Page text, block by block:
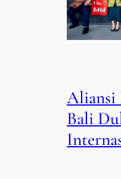
Aliansi
Bali